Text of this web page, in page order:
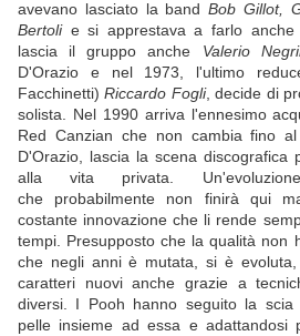
avevano lasciato la bandBob Gillot,
Bertolie si apprestava a farlo
lascia il gruppo anche Valerio
D'Orazio e nel 1973, l'ultimo
Facchinetti)Riccardo Fogli, decide di
solista. Nel 1990 arriva l'ennesimo
Red Canzian che non cambia fino
D'Orazio, lascia la scena discografica
alla vita privata.
che probabilmente non finirà qui
costante innovazione che li rende
tempi. Presupposto che la qualità non
che negli anni è mutata, si è
caratteri nuovi anche grazie a
diversi. I Pooh hanno seguito la scia
pelle insieme ad essa e adattandosi